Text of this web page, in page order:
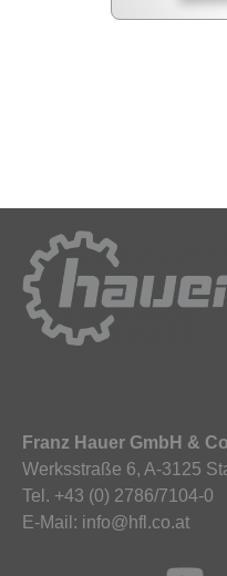
Franz Hauer GmbH &
Werksstraße 6, A-3125
Tel. +43 (0) 2786/7104-0
E-Mail: info@hfl.co.at